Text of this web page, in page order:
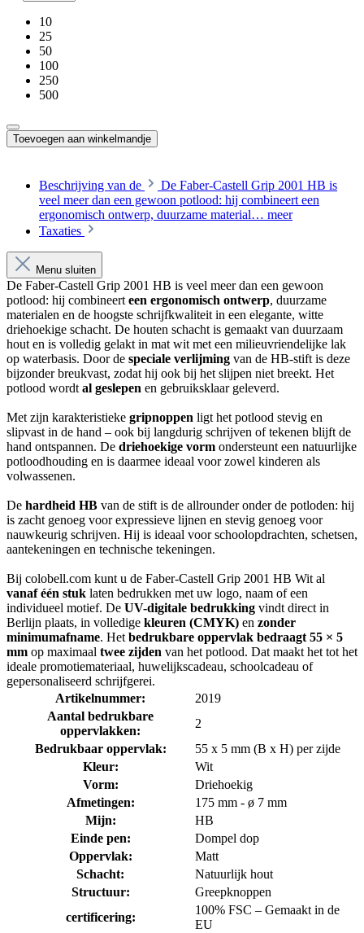
10
25
50
100
250
500
Toevoegen aan winkelmandje
Beschrijving van de
De Faber-Castell Grip 2001 HB is
veel meer dan een gewoon potlood: hij combineert een
ergonomisch ontwerp, duurzame material… meer
Taxaties
Menu sluiten
De Faber-Castell Grip 2001 HB is veel meer dan een gewoon
potlood: hij combineerteen ergonomisch ontwerp, duurzame
materialen en de hoogste schrijfkwaliteit in een elegante, witte
driehoekige schacht. De houten schacht is gemaakt van duurzaam
hout en is volledig gelakt in mat wit met een milieuvriendelijke lak
op waterbasis. Door de speciale verlijming van de HB-stift is deze
bijzonder breukvast, zodat hij ook bij het slijpen niet breekt. Het
potlood wordtal geslepen en gebruiksklaar geleverd.
Met zijn karakteristieke gripnoppen ligt het potlood stevig en
slipvast in de hand – ook bij langdurig schrijven of tekenen blijft de
hand ontspannen. De driehoekige vorm ondersteunt een natuurlijke
potloodhouding en is daarmee ideaal voor zowel kinderen als
volwassenen.
De hardheid HB van de stift is de allrounder onder de potloden: hij
is zacht genoeg voor expressieve lijnen en stevig genoeg voor
nauwkeurig schrijven. Hij is ideaal voor schoolopdrachten, schetsen,
aantekeningen en technische tekeningen.
Bij colobell.com kunt u de Faber-Castell Grip 2001 HB Wit al
vanaf één stuk laten bedrukken met uw logo, naam of een
individueel motief. De UV-digitale bedrukking vindt direct in
Berlijn plaats, in volledige kleuren (CMYK) en zonder
minimumafname. Hetbedrukbare oppervlak bedraagt 55 × 5
mm op maximaal twee zijden van het potlood. Dat maakt het tot het
ideale promotiemateriaal, huwelijkscadeau, schoolcadeau of
gepersonaliseerd schrijfgerei.
Artikelnummer:
2019
Aantal bedrukbare
oppervlakken:
2
Bedrukbaar oppervlak:
55 x 5 mm (B x H) per zijde
Kleur:
Wit
Vorm:
Driehoekig
Afmetingen:
175 mm - ø 7 mm
Mijn:
HB
Einde pen:
Dompel dop
Oppervlak:
Matt
Schacht:
Natuurlijk hout
Structuur:
Greepknoppen
certificering:
100% FSC – Gemaakt in de
EU